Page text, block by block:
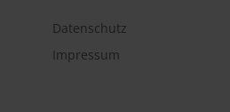
Datenschutz
Impressum